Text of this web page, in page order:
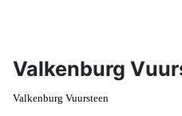
Valkenburg
Valkenburg Vuursteen